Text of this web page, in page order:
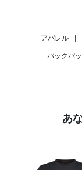
アパレル |
バックパ
あ